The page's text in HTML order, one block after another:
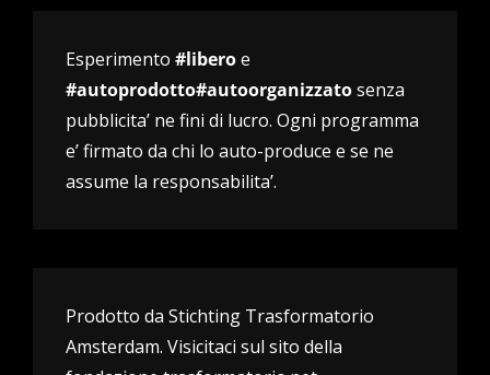
Esperimento #liberoe
#autoprodotto#autoorganizzatosenza
pubblicita’ ne fini di lucro. Ogni programma
e’ firmato da chi lo auto-produce e se ne
assume la responsabilita’.
Prodotto da Stichting Trasformatorio
Amsterdam. Visicitaci sul sito della